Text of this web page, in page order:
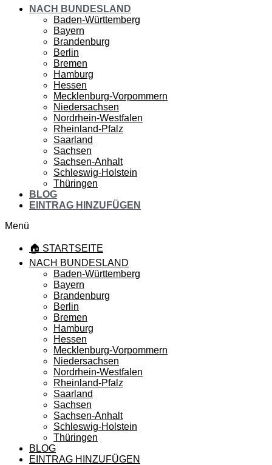
NACH BUNDESLAND
Baden-Württemberg
Bayern
Brandenburg
Berlin
Bremen
Hamburg
Hessen
Mecklenburg-Vorpommern
Niedersachsen
Nordrhein-Westfalen
Rheinland-Pfalz
Saarland
Sachsen
Sachsen-Anhalt
Schleswig-Holstein
Thüringen
BLOG
EINTRAG HINZUFÜGEN
Menü
🏠 STARTSEITE
NACH BUNDESLAND
Baden-Württemberg
Bayern
Brandenburg
Berlin
Bremen
Hamburg
Hessen
Mecklenburg-Vorpommern
Niedersachsen
Nordrhein-Westfalen
Rheinland-Pfalz
Saarland
Sachsen
Sachsen-Anhalt
Schleswig-Holstein
Thüringen
BLOG
EINTRAG HINZUFÜGEN